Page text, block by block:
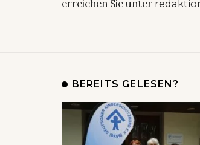
erreichen Sie unter
BEREITS GELESEN?